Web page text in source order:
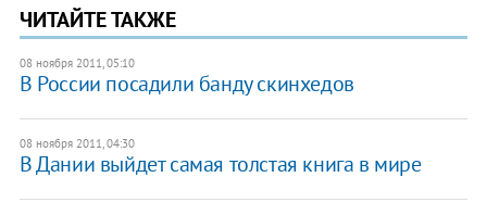
ЧИТАЙТЕ ТАКЖЕ
08 ноября 2011, 05:10
В России посадили банду скинхедов
08 ноября 2011, 04:30
В Дании выйдет самая толстая книга в мире